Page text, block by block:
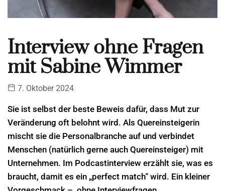
Interview ohne Fragen
mit Sabine Wimmer
7. Oktober 2024
Sie ist selbst der beste Beweis dafür, dass Mut zur
Veränderung oft belohnt wird. Als Quereinsteigerin
mischt sie die Personalbranche auf und verbindet
Menschen (natürlich gerne auch Quereinsteiger) mit
Unternehmen. Im Podcastinterview erzählt sie, was es
braucht, damit es ein „perfect match“ wird. Ein kleiner